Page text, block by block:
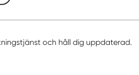
och håll dig uppdaterad.